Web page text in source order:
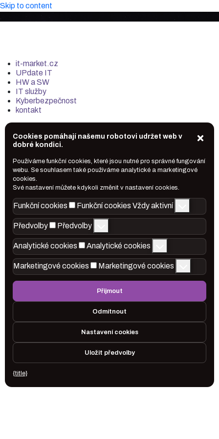
Skip to content
it-market.cz
UPdate IT
HW a SW
IT služby
Kyberbezpečnost
kontakt
Cookies pomáhají našemu robotovi udržet web v
dobré kondici.
Používáme funkční cookies, které jsou nutné pro správné fungování
webu. Se souhlasem také používáme analytické a marketingové
cookies.
Své nastavení můžete kdykoli změnit v nastavení cookies.
Funkční cookies Funkční cookies Vždy aktivní
Předvolby Předvolby
Analytické cookies Analytické cookies
Marketingové cookies Marketingové cookies
Přijmout
Odmítnout
Nastavení cookies
Uložit předvolby
{title}